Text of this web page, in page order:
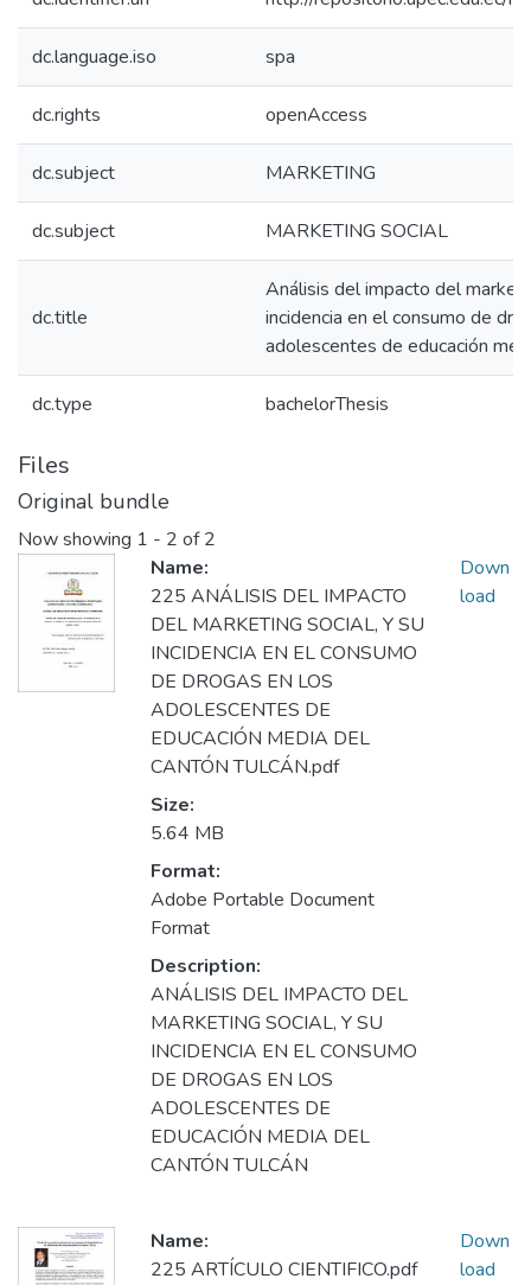
dc.language.iso spa
dc.rights openAccess
dc.subject MARKETING
dc.subject MARKETING SOCIAL
dc.title
Análisis del impacto del
incidencia en el consumo de
adolescentes de educación
dc.type bachelorThesis
Files
Original bundle
Now showing 1 - 2 of 2
Name:
225 ANÁLISIS DEL IMPACTO
DEL MARKETING SOCIAL, Y SU
INCIDENCIA EN EL CONSUMO
DE DROGAS EN LOS
ADOLESCENTES DE
EDUCACIÓN MEDIA DEL
CANTÓN TULCÁN.pdf
Size:
5.64 MB
Format:
Adobe Portable Document
Format
Description:
ANÁLISIS DEL IMPACTO DEL
MARKETING SOCIAL, Y SU
INCIDENCIA EN EL CONSUMO
DE DROGAS EN LOS
ADOLESCENTES DE
EDUCACIÓN MEDIA DEL
CANTÓN TULCÁN
Down
load
Name:
225 ARTÍCULO CIENTIFICO.pdf
Down
load